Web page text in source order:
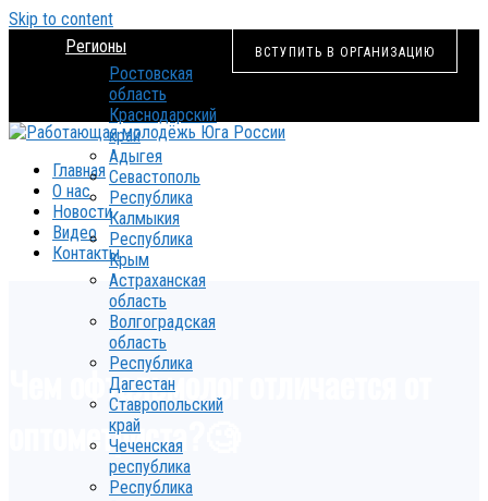
Skip to content
ВСТУПИТЬ В ОРГАНИЗАЦИЮ
Регионы
Ростовская
область
Краснодарский
край
Адыгея
Севастополь
Республика
Калмыкия
Республика
Крым
Астраханская
область
Волгоградская
область
Республика
Дагестан
Ставропольский
край
Чеченская
республика
Республика
Главная
О нас
Новости
Видео
Контакты
Чем офтальмолог отличается от
оптометриста?🧐